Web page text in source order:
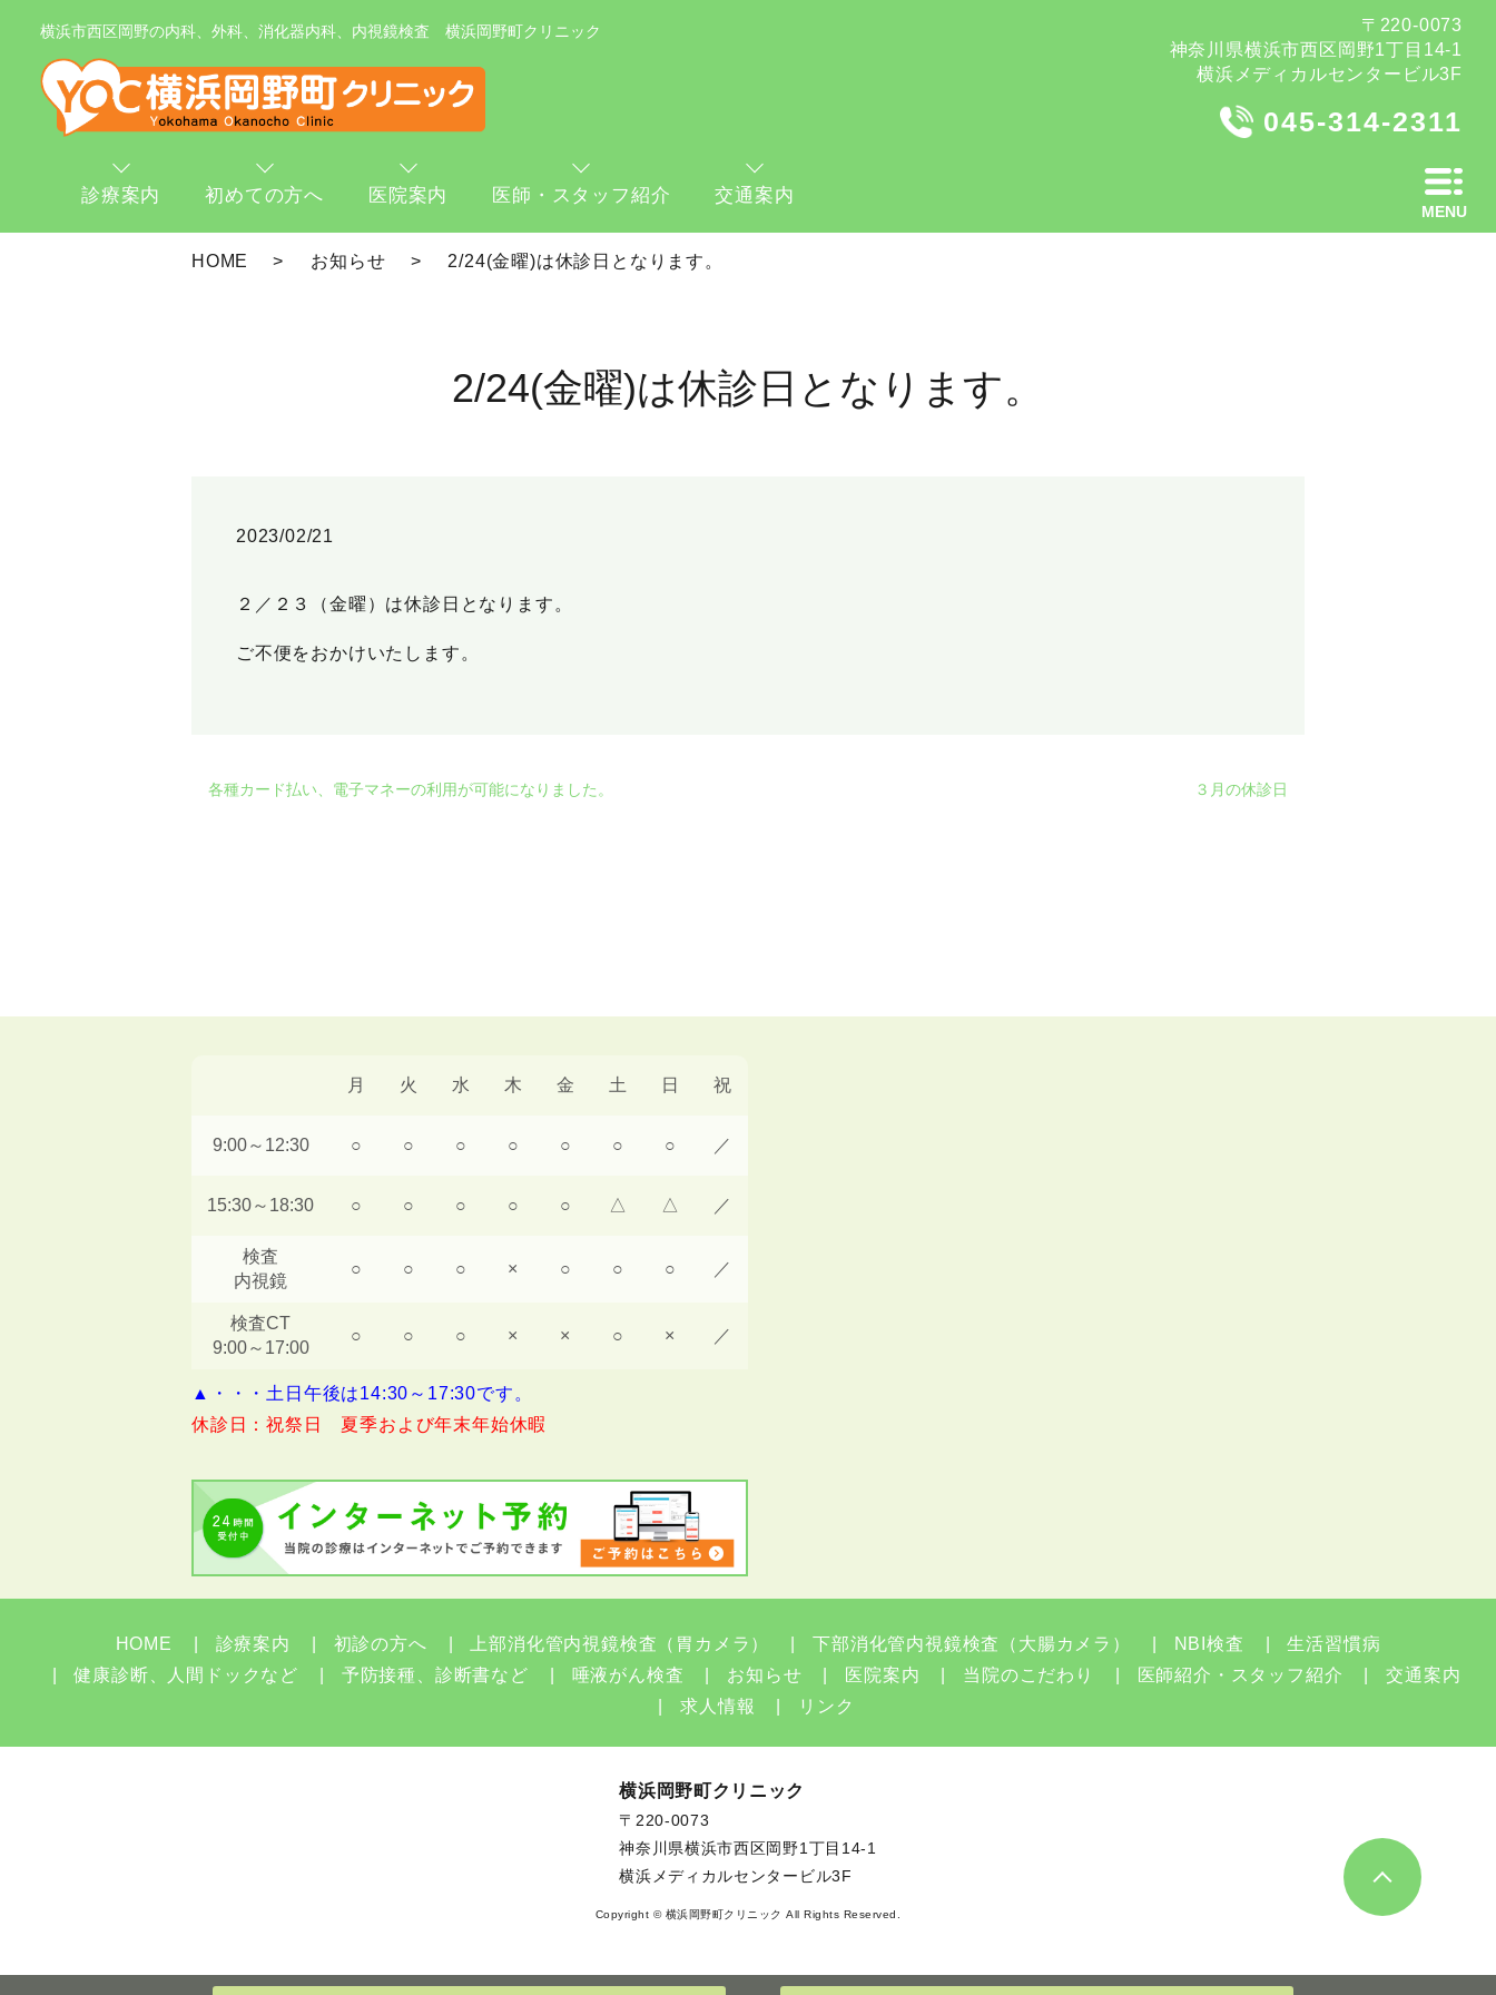
横浜市西区岡野の内科、外科、消化器内科、内視鏡検査 横浜岡野町クリニック
診療案内 初めての方へ 医院案内 医師・スタッフ紹介 交通案内
〒220-0073
神奈川県横浜市西区岡野1丁目14-1
横浜メディカルセンタービル3F
045-314-2311
HOME お知らせ 2/24(金曜)は休診日となります。
2/24(金曜)は休診日となります。
2023/02/21
２／２３（金曜）は休診日となります。
ご不便をおかけいたします。
各種カード払い、電子マネーの利用が可能になりました。 ３月の休診日
月 火 水 木 金 土 日 祝
9:00～12:30 ○ ○ ○ ○ ○ ○ ○ ／
15:30～18:30 ○ ○ ○ ○ ○ △ △ ／
検査
内視鏡
○ ○ ○ × ○ ○ ○ ／
検査CT
9:00～17:00
○ ○ ○ × × ○ × ／
▲・・・土日午後は14:30～17:30です。
休診日：祝祭日 夏季および年末年始休暇
HOME 診療案内 初診の方へ 上部消化管内視鏡検査（胃カメラ） 下部消化管内視鏡検査（大腸カメラ） NBI検査
生活習慣病
健康診断、人間ドックなど
予防接種、診断書など 唾液がん検査 お知らせ 医院案内 当院のこだわり 医師紹介・スタッフ紹介
交通案内
求人情報
リンク
横浜岡野町クリニック
〒220-0073
神奈川県横浜市西区岡野1丁目14-1
横浜メディカルセンタービル3F
Copyright © 横浜岡野町クリニック All Rights Reserved.